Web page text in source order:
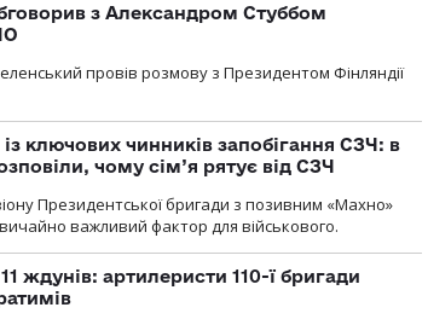
з Александром Стуббом
провів розмову з Президентом Фінляндії
ключових чинників запобігання СЗЧ: в
чому сім’я рятує від СЗЧ
Президентської бригади з позивним «Махно»
важливий фактор для військового.
ждунів: артилеристи 110-ї бригади